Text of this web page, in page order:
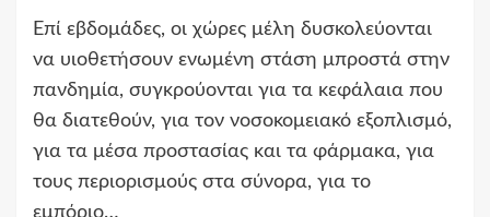
Επί εβδομάδες, οι χώρες μέλη δυσκολεύονται
να υιοθετήσουν ενωμένη στάση μπροστά στην
πανδημία, συγκρούονται για τα κεφάλαια που
θα διατεθούν, για τον νοσοκομειακό εξοπλισμό,
για τα μέσα προστασίας και τα φάρμακα, για
τους περιορισμούς στα σύνορα, για το
εμπόριο…